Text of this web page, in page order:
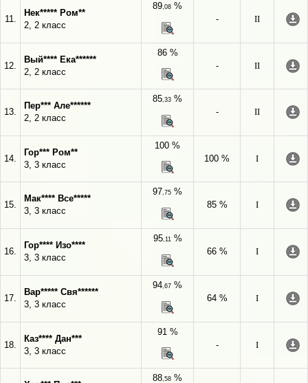
11.
Нек***** Ром**
2, 2 класс
89,08 %
-
II
12.
Вый**** Ека******
2, 2 класс
86 %
-
II
13.
Пер*** Але******
2, 2 класс
85,33 %
-
II
14.
Гор*** Ром**
3, 3 класс
100 %
100 %
I
15.
Мак**** Все*****
3, 3 класс
97,75 %
85 %
I
16.
Гор**** Изо****
3, 3 класс
95,11%
66 %
I
17.
Вар***** Свя******
3, 3 класс
94,67 %
64 %
I
18.
Каз**** Дан***
3, 3 класс
91 %
-
I
88,58 %